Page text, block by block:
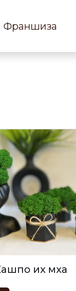
Франшиза
кашпо их мха